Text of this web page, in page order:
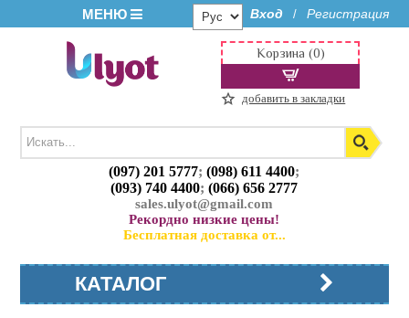
МЕНЮ Вход / Регистрация
(097) 201 5777;(098) 611 4400;
(093) 740 4400;(066) 656 2777
sales.ulyot@gmail.com
Рекордно низкие цены!
Бесплатная доставка от...
Корзина (0)
добавить в закладки
КАТАЛОГ